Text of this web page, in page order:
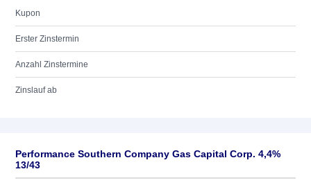
Kupon
Erster Zinstermin
Anzahl Zinstermine
Zinslauf ab
Performance Southern Company Gas Capital Corp. 4,4%
13/43